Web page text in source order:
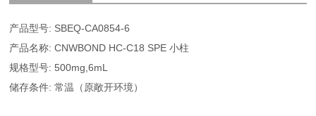
产品型号: SBEQ-CA0854-6
产品名称: CNWBOND HC-C18 SPE 小柱
规格型号: 500mg,6mL
储存条件: 常温（原敞开环境）